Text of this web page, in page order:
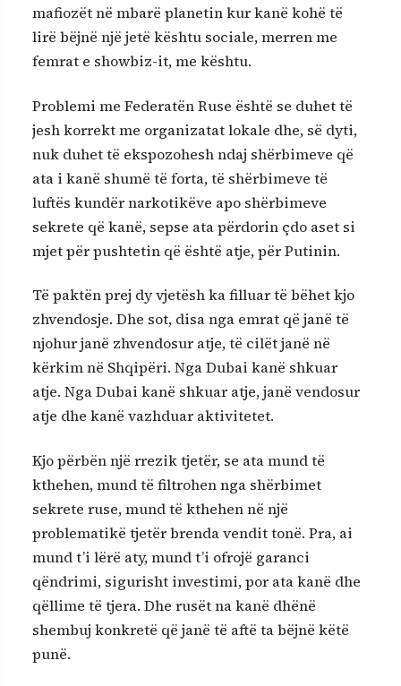
mafiozët në mbarë planetin kur kanë kohë të
lirë bëjnë një jetë kështu sociale, merren me
femrat e showbiz-it, me kështu.
Problemi me Federatën Ruse është se duhet të
jesh korrekt me organizatat lokale dhe, së dyti,
nuk duhet të ekspozohesh ndaj shërbimeve që
ata i kanë shumë të forta, të shërbimeve të
luftës kundër narkotikëve apo shërbimeve
sekrete që kanë, sepse ata përdorin çdo aset si
mjet për pushtetin që është atje, për Putinin.
Të paktën prej dy vjetësh ka filluar të bëhet kjo
zhvendosje. Dhe sot, disa nga emrat që janë të
njohur janë zhvendosur atje, të cilët janë në
kërkim në Shqipëri. Nga Dubai kanë shkuar
atje. Nga Dubai kanë shkuar atje, janë vendosur
atje dhe kanë vazhduar aktivitetet.
Kjo përbën një rrezik tjetër, se ata mund të
kthehen, mund të filtrohen nga shërbimet
sekrete ruse, mund të kthehen në një
problematikë tjetër brenda vendit tonë. Pra, ai
mund t’i lërë aty, mund t’i ofrojë garanci
qëndrimi, sigurisht investimi, por ata kanë dhe
qëllime të tjera. Dhe rusët na kanë dhënë
shembuj konkretë që janë të aftë ta bëjnë këtë
punë.